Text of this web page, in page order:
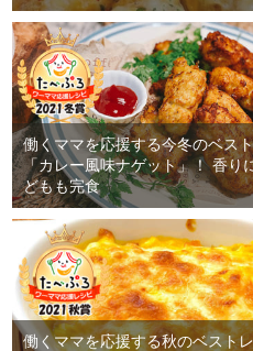
働くママを応援する今冬のベス
「カレー風味ナゲット」！ 香り
どもも完食
働くママを応援する秋のベスト